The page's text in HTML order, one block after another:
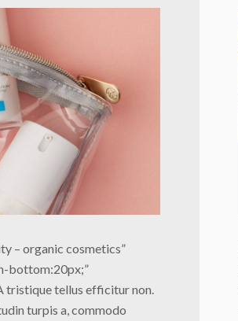
– organic cosmetics”
bottom:20px;”
tristique tellus efficitur non.
turpis a, commodo